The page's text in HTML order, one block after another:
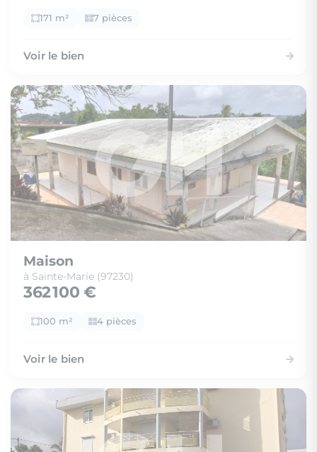
171 m² 7 pièces
Voir le bien
Maison
à Sainte-Marie (97230)
362 100 €
100 m² 4 pièces
Voir le bien